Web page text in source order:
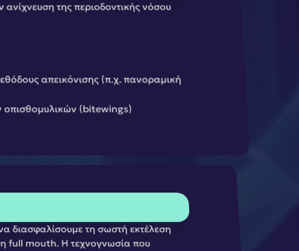
της περιοδοντικής νόσου
απεικόνισης (π.χ. πανοραμική
οπισθομυλικών (bitewings)
διασφαλίσουμε τη σωστή εκτέλεση
full mouth. Η τεχνογνωσία που